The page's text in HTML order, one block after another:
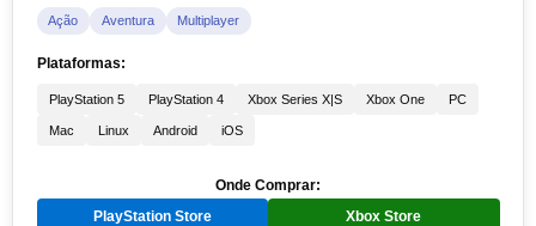
Ação Aventura Multiplayer
Plataformas:
PlayStation 5 PlayStation 4 Xbox Series X|S Xbox One PC
Mac Linux Android iOS
Onde Comprar:
PlayStation Store Xbox Store